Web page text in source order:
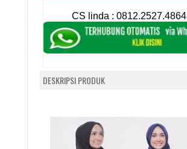
CS linda :0812.2527.4864
DESKRIPSI PRODUK